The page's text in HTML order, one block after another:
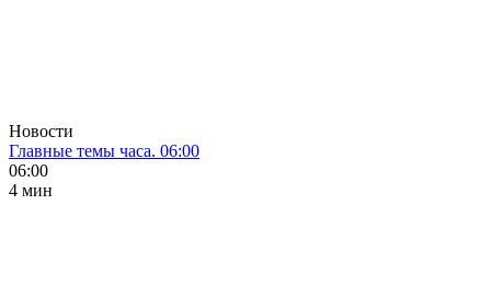
Новости
Главные темы часа. 06:00
06:00
4 мин